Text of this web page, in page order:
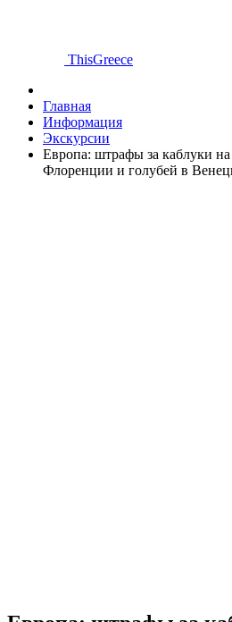
ThisGreece
Главная
Информация
Экскурсии
Европа: штрафы за каблуки
Флоренции и голубей в